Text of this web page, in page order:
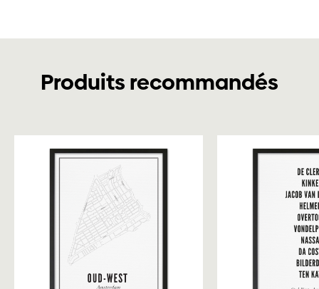
Produits recommandés